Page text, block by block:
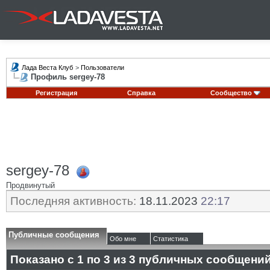
Лада Веста Клуб > Пользователи
Профиль sergey-78
Регистрация Справка Сообщество
sergey-78
Продвинутый
Последняя активность: 18.11.2023 22:17
Публичные сообщения Обо мне Статистика
Показано с 1 по 3 из 3 публичных